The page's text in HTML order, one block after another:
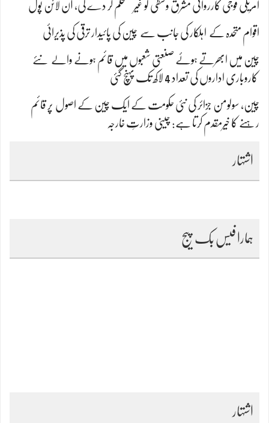
امریکی فوجی کارروائی مشرق وسطیٰ کو غیر مستحکم کر دے گی، آن لائن پول
اقوام متحدہ کے اہلکار کی جانب سے چین کی پائیدار ترقی کی پذیرائی
چین میں ابھرتے ہوئے صنعتی شعبوں میں قائم ہونے والے نئے
کاروباری اداروں کی تعداد 4 لاکھ تک پہنچ گئی
چین، سولومن جزائر کی نئی حکومت کے ایک چین کے اصول پر قائم
رہنے کا خیرمقدم کرتا ہے: چینی وزارتِ خارجہ
اشتہار
ہمارا فیس بک پیج
اشتہار